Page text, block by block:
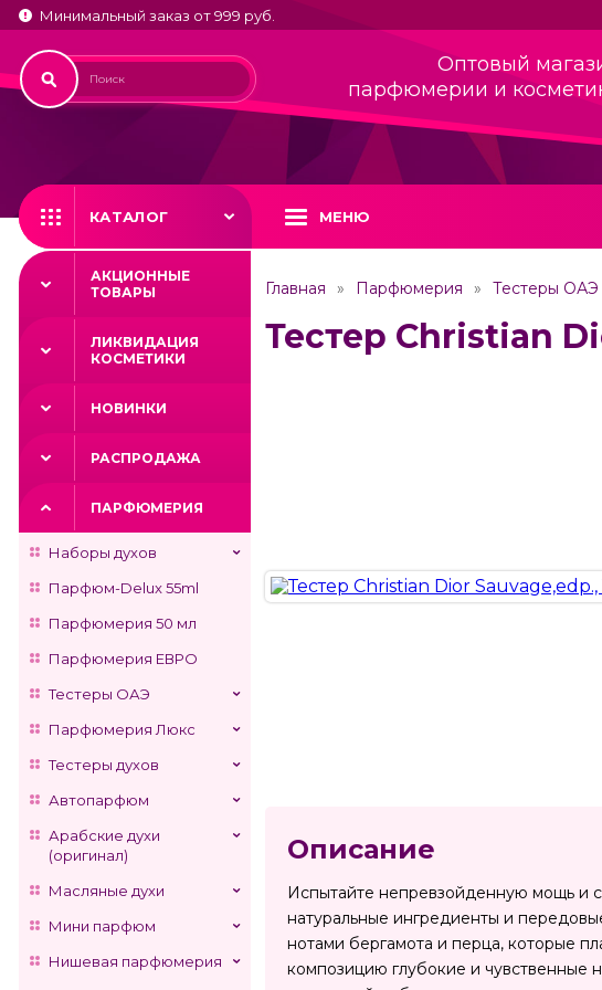
Минимальный заказ от 999 руб.
Оптовый
парфюмерии и
КАТАЛОГ МЕНЮ
АКЦИОННЫЕ
ТОВАРЫ
ЛИКВИДАЦИЯ
КОСМЕТИКИ
НОВИНКИ
РАСПРОДАЖА
ПАРФЮМЕРИЯ
Наборы духов
Парфюм-Delux 55ml
Парфюмерия 50 мл
Парфюмерия ЕВРО
Тестеры ОАЭ
Парфюмерия Люкс
Тестеры духов
Автопарфюм
Арабские духи
(оригинал)
Масляные духи
Мини парфюм
Нишевая парфюмерия
Главная Парфюмерия Тестеры ОАЭ
Тестер Christian
Описание
Испытайте непревзойденную мощь и
натуральные ингредиенты и
нотами бергамота и перца, которые
композицию глубокие и чувственные